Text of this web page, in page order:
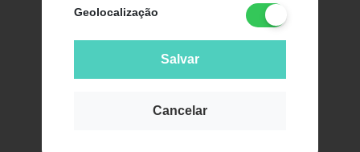
Geolocalização
Salvar
Cancelar